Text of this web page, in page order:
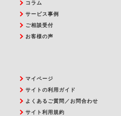
コラム
サービス事例
ご相談受付
お客様の声
マイページ
サイトの利用ガイド
よくあるご質問／お問合わせ
サイト利用規約